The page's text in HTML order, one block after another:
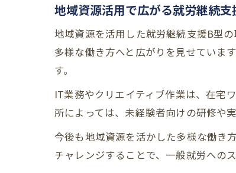
地域資源活用で広がる就労継続
地域資源を活用した就労継続支援B型
多様な働き方へと広がりを見せていま
す。
IT業務やクリエイティブ作業は、在宅
所によっては、未経験者向けの研修や
今後も地域資源を活かした多様な働き
チャレンジすることで、一般就労への